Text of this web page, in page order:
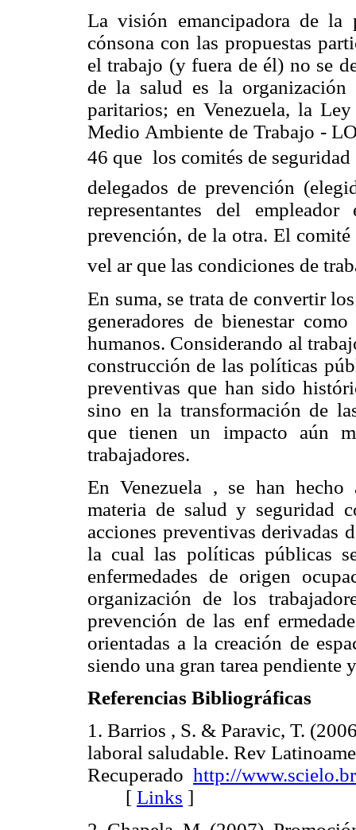
La visión emancipadora de la
cónsona con las propuestas
el trabajo (y fuera de él) no se
de la salud es la organización
paritarios; en Venezuela, la
Medio Ambiente de Trabajo -
46 que  los comités de
delegados de prevención
representantes del
prevención, de la otra. El
vel ar que las condiciones de
En suma, se trata de convertir
generadores de bienestar
humanos. Considerando al
construcción de las políticas
preventivas que han sido
sino en la transformación de
que tienen un impacto aún
trabajadores.
En Venezuela , se han hecho
materia de salud y seguridad
acciones preventivas derivadas
la cual las políticas públicas
enfermedades de origen
organización de los
prevención de las enf
orientadas a la creación de
siendo una gran tarea pendiente
Referencias Bibliográficas
1. Barrios , S. & Paravic, T.
laboral saludable. Rev
Recuperado http://
[ Links ]